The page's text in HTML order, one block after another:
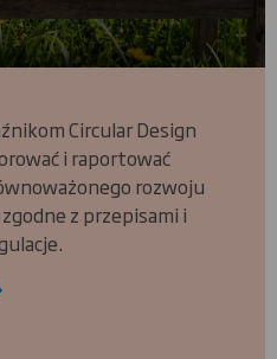
Circular Design
i raportować
rozwoju
z przepisami i